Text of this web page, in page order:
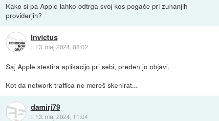
Kako si pa Apple lahko odtrga svoj kos pogače pri zunanjih
providerjih?
Invictus
:: 13. maj 2024, 08:02
Saj Apple stestira aplikacijo pri sebi, preden jo objavi.
Kot da network traffica ne moreš skenirat...
damirj79
:: 13. maj 2024, 11:04